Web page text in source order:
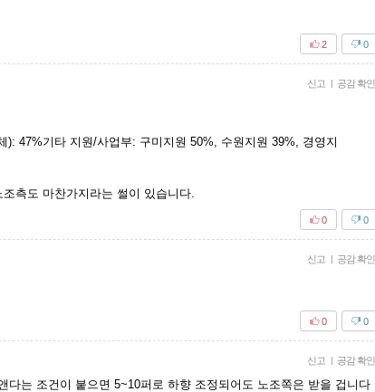
0
2
신고 | 공감 확인
47%기타 지원/사업부: 구미지원 50%, 수원지원 39%, 경영지
측도 마찬가지라는 썰이 있습니다.
0
0
신고 | 공감 확인
0
0
신고 | 공감 확인
는 조건이 붙으면 5~10퍼로 하향 조정되어도 노조쪽은 받을 겁니다